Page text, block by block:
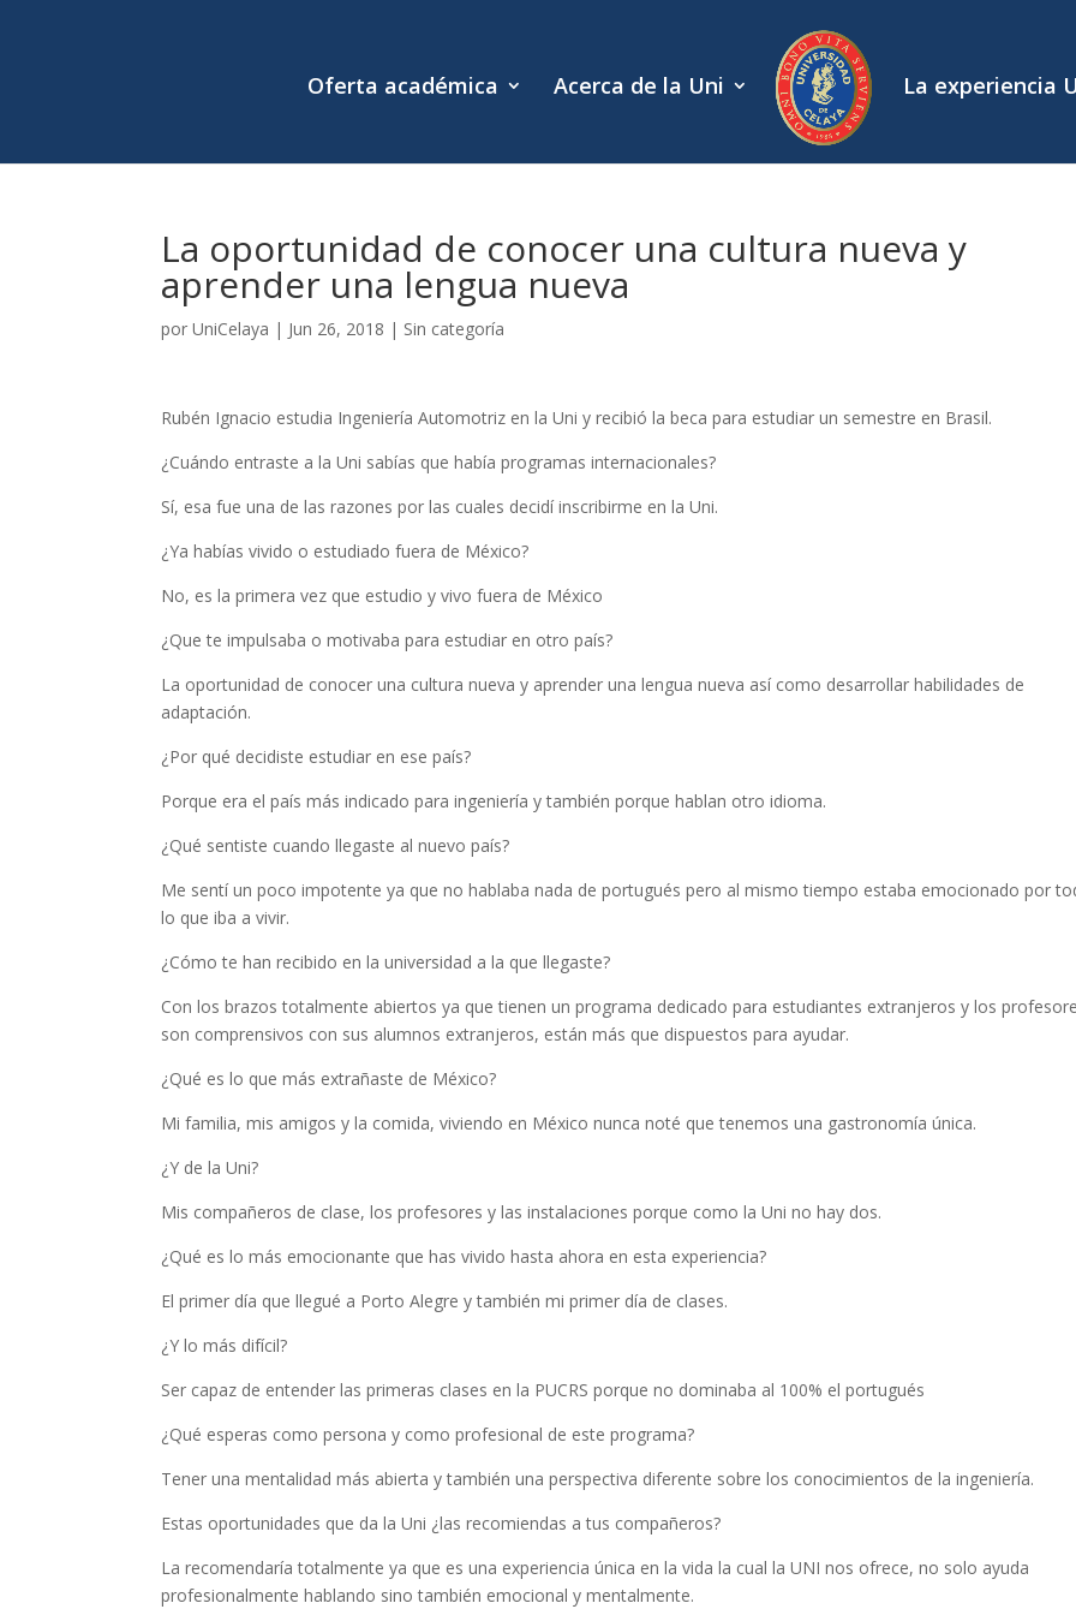
Oferta académica Acerca de la Uni La experiencia
La oportunidad de conocer una cultura nueva y
aprender una lengua nueva
porUniCelaya | Jun 26, 2018 | Sin categoría
Rubén Ignacio estudia Ingeniería Automotriz en la Uni y recibió la beca para estudiar un semestre en Brasil.
¿Cuándo entraste a la Uni sabías que había programas internacionales?
Sí, esa fue una de las razones por las cuales decidí inscribirme en la Uni.
¿Ya habías vivido o estudiado fuera de México?
No, es la primera vez que estudio y vivo fuera de México
¿Que te impulsaba o motivaba para estudiar en otro país?
La oportunidad de conocer una cultura nueva y aprender una lengua nueva así como desarrollar habilidades de
adaptación.
¿Por qué decidiste estudiar en ese país?
Porque era el país más indicado para ingeniería y también porque hablan otro idioma.
¿Qué sentiste cuando llegaste al nuevo país?
Me sentí un poco impotente ya que no hablaba nada de portugués pero al mismo tiempo estaba emocionado por
lo que iba a vivir.
¿Cómo te han recibido en la universidad a la que llegaste?
Con los brazos totalmente abiertos ya que tienen un programa dedicado para estudiantes extranjeros y los
son comprensivos con sus alumnos extranjeros, están más que dispuestos para ayudar.
¿Qué es lo que más extrañaste de México?
Mi familia, mis amigos y la comida, viviendo en México nunca noté que tenemos una gastronomía única.
¿Y de la Uni?
Mis compañeros de clase, los profesores y las instalaciones porque como la Uni no hay dos.
¿Qué es lo más emocionante que has vivido hasta ahora en esta experiencia?
El primer día que llegué a Porto Alegre y también mi primer día de clases.
¿Y lo más difícil?
Ser capaz de entender las primeras clases en la PUCRS porque no dominaba al 100% el portugués
¿Qué esperas como persona y como profesional de este programa?
Tener una mentalidad más abierta y también una perspectiva diferente sobre los conocimientos de la ingeniería.
Estas oportunidades que da la Uni ¿las recomiendas a tus compañeros?
La recomendaría totalmente ya que es una experiencia única en la vida la cual la UNI nos ofrece, no solo ayuda
profesionalmente hablando sino también emocional y mentalmente.